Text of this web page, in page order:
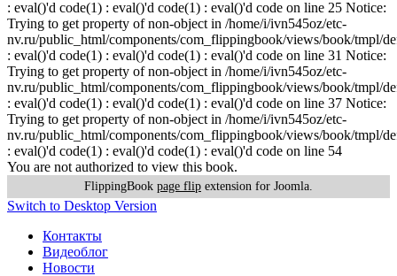
: eval()'d code(1) : eval()'d code(1) : eval()'d code on line 25 Notice:
Trying to get property of non-object in /home/i/ivn545oz/etc-
nv.ru/public_html/components/com_flippingbook/views/book/tmpl/
: eval()'d code(1) : eval()'d code(1) : eval()'d code on line 31 Notice:
Trying to get property of non-object in /home/i/ivn545oz/etc-
nv.ru/public_html/components/com_flippingbook/views/book/tmpl/
: eval()'d code(1) : eval()'d code(1) : eval()'d code on line 37 Notice:
Trying to get property of non-object in /home/i/ivn545oz/etc-
nv.ru/public_html/components/com_flippingbook/views/book/tmpl/
: eval()'d code(1) : eval()'d code(1) : eval()'d code on line 54
You are not authorized to view this book.
FlippingBook page flip extension for Joomla.
Switch to Desktop Version
Контакты
Видеоблог
Новости